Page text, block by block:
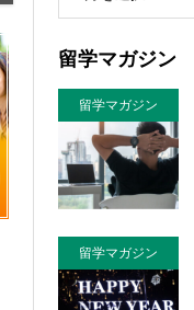
留学マガジン
留学マガジン
留学マガジン